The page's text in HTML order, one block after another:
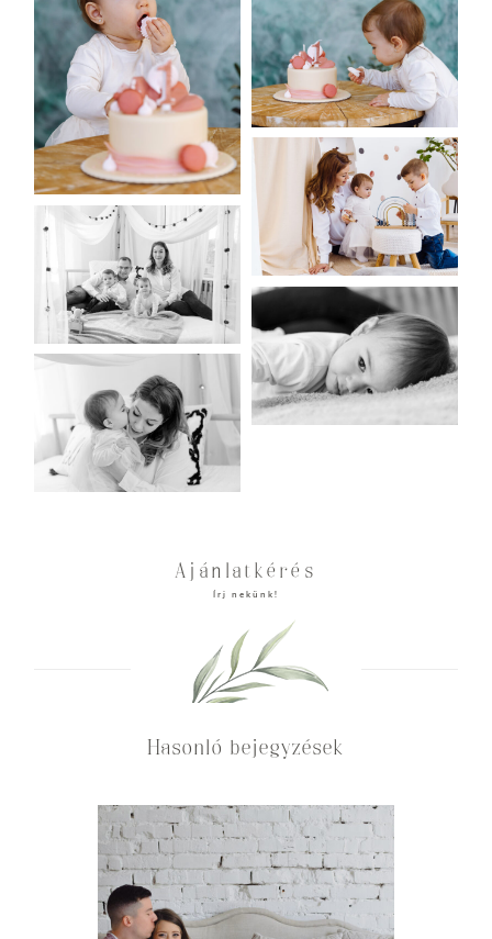
Ajánlatkérés
Írj nekünk!
Hasonló bejegyzések